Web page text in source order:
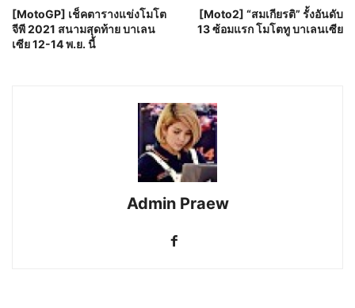
[MotoGP] เช็คตารางแข่งโมโต
จีพี 2021 สนามสุดท้าย บาเลน
เซีย 12-14 พ.ย. นี้
[Moto2] “สมเกียรติ” รั้งอันดับ
13 ซ้อมแรก โมโตทู บาเลนเซีย
Admin Praew